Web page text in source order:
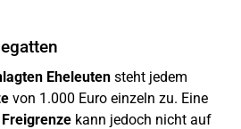
Eheleuten steht jedem
von 1.000 Euro einzeln zu. Eine
kann jedoch nicht auf